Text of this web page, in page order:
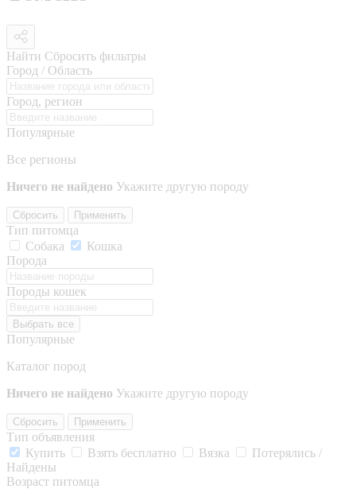
Найти Сбросить фильтры
Город / Область
Город, регион
Популярные
Все регионы
Ничего не найдено Укажите другую породу
Сбросить Применить
Тип питомца
Собака
Кошка
Порода
Породы кошек
Выбрать все
Популярные
Каталог пород
Ничего не найдено Укажите другую породу
Сбросить Применить
Тип объявления
Купить
Взять бесплатно Вязка
Потерялись /
Найдены
Возраст питомца